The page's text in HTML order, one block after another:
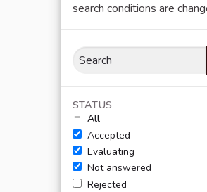
search conditions are
STATUS
All
Accepted
Evaluating
Not answered
Rejected